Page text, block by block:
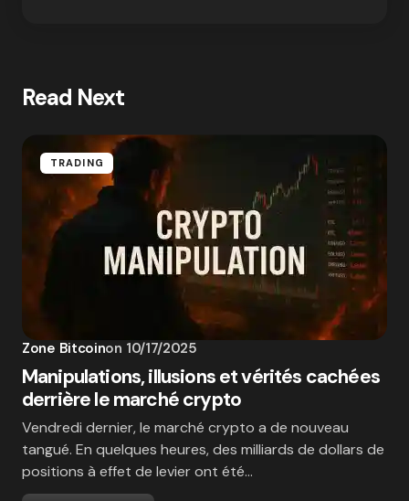
Read Next
TRADING
Zone Bitcoinon 10/17/2025
Manipulations, illusions et vérités cachées
derrière le marché crypto
Vendredi dernier, le marché crypto a de nouveau
tangué. En quelques heures, des milliards de dollars de
positions à effet de levier ont été…